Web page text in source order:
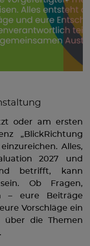
oder am ersten
„BlickRichtung
Alles,
2027 und
betrifft, kann
Ob Fragen,
– eure Beiträge
Vorschläge ein
die Themen